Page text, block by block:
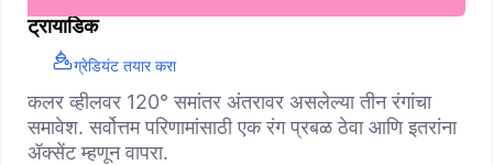
ट्रायाडिक
ग्रेडियंट तयार करा
कलर व्हीलवर 120° समांतर अंतरावर असलेल्या तीन रंगांचा
समावेश. सर्वोत्तम परिणामांसाठी एक रंग प्रबळ ठेवा आणि इतरांना
ॲक्सेंट म्हणून वापरा.